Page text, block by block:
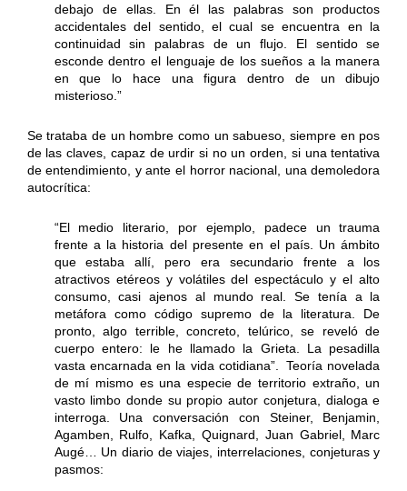
debajo de ellas. En él las palabras son productos
accidentales del sentido, el cual se encuentra en la
continuidad sin palabras de un flujo. El sentido se
esconde dentro el lenguaje de los sueños a la manera
en que lo hace una figura dentro de un dibujo
misterioso.”
Se trataba de un hombre como un sabueso, siempre en pos
de las claves, capaz de urdir si no un orden, si una tentativa
de entendimiento, y ante el horror nacional, una demoledora
autocrítica:
“El medio literario, por ejemplo, padece un trauma
frente a la historia del presente en el país. Un ámbito
que estaba allí, pero era secundario frente a los
atractivos etéreos y volátiles del espectáculo y el alto
consumo, casi ajenos al mundo real. Se tenía a la
metáfora como código supremo de la literatura. De
pronto, algo terrible, concreto, telúrico, se reveló de
cuerpo entero: le he llamado la Grieta. La pesadilla
vasta encarnada en la vida cotidiana”. Teoría novelada
de mí mismo es una especie de territorio extraño, un
vasto limbo donde su propio autor conjetura, dialoga e
interroga. Una conversación con Steiner, Benjamin,
Agamben, Rulfo, Kafka, Quignard, Juan Gabriel, Marc
Augé… Un diario de viajes, interrelaciones, conjeturas y
pasmos: